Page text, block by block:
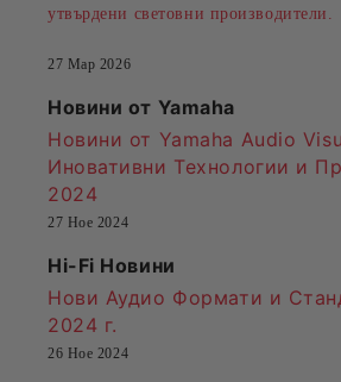
утвърдени световни производители.
27 Мар 2026
Новини от Yamaha
Новини от Yamaha Audio
Иновативни Технологии и
2024
27 Ное 2024
Hi-Fi Новини
Нови Аудио Формати и
2024 г.
26 Ное 2024